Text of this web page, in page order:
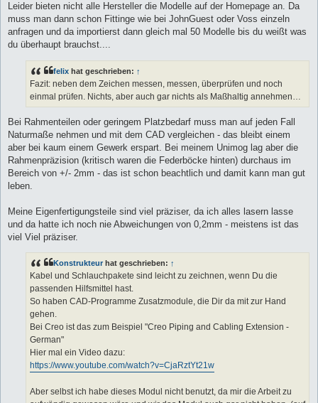
Leider bieten nicht alle Hersteller die Modelle auf der Homepage an. Da
muss man dann schon Fittinge wie bei JohnGuest oder Voss einzeln
anfragen und da importierst dann gleich mal 50 Modelle bis du weißt was
du überhaupt brauchst....
felix hat geschrieben: ↑
Fazit: neben dem Zeichen messen, messen, überprüfen und noch
einmal prüfen. Nichts, aber auch gar nichts als Maßhaltig annehmen…
Bei Rahmenteilen oder geringem Platzbedarf muss man auf jeden Fall
Naturmaße nehmen und mit dem CAD vergleichen - das bleibt einem
aber bei kaum einem Gewerk erspart. Bei meinem Unimog lag aber die
Rahmenpräzision (kritisch waren die Federböcke hinten) durchaus im
Bereich von +/- 2mm - das ist schon beachtlich und damit kann man gut
leben.
Meine Eigenfertigungsteile sind viel präziser, da ich alles lasern lasse
und da hatte ich noch nie Abweichungen von 0,2mm - meistens ist das
viel Viel präziser.
Konstrukteur hat geschrieben: ↑
Kabel und Schlauchpakete sind leicht zu zeichnen, wenn Du die
passenden Hilfsmittel hast.
So haben CAD-Programme Zusatzmodule, die Dir da mit zur Hand
gehen.
Bei Creo ist das zum Beispiel "Creo Piping and Cabling Extension -
German"
Hier mal ein Video dazu:
https://www.youtube.com/watch?v=CjaRztYt21w
Aber selbst ich habe dieses Modul nicht benutzt, da mir die Arbeit zu